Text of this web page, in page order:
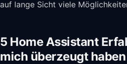
auf lange Sicht viele
5 Home Assistant
mich überzeugt haben